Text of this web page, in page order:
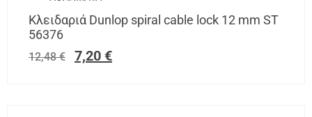
Κλειδαριά Dunlop spiral cable lock 12 mm ST
56376
12,48€ 7,20 €